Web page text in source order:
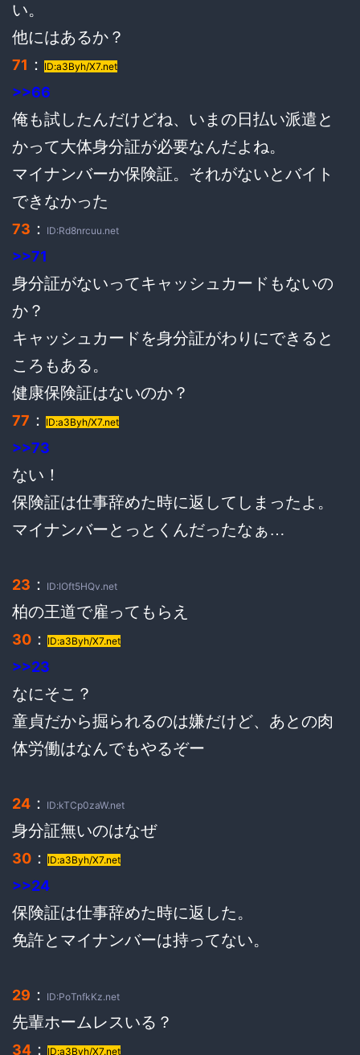
い。
他にはあるか？
71 ： ID:a3Byh/X7.net
>>66
俺も試したんだけどね、いまの日払い派遣と
かって大体身分証が必要なんだよね。
マイナンバーか保険証。それがないとバイト
できなかった
73 ： ID:Rd8nrcuu.net
>>71
身分証がないってキャッシュカードもないの
か？
キャッシュカードを身分証がわりにできると
ころもある。
健康保険証はないのか？
77 ： ID:a3Byh/X7.net
>>73
ない！
保険証は仕事辞めた時に返してしまったよ。
マイナンバーとっとくんだったなぁ…
23 ： ID:IOft5HQv.net
柏の王道で雇ってもらえ
30 ： ID:a3Byh/X7.net
>>23
なにそこ？
童貞だから掘られるのは嫌だけど、あとの肉
体労働はなんでもやるぞー
24 ： ID:kTCp0zaW.net
身分証無いのはなぜ
30 ： ID:a3Byh/X7.net
>>24
保険証は仕事辞めた時に返した。
免許とマイナンバーは持ってない。
29 ： ID:PoTnfkKz.net
先輩ホームレスいる？
34 ： ID:a3Byh/X7.net